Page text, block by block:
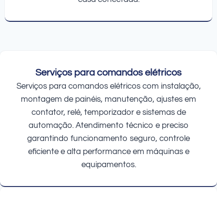
Serviços para comandos elétricos
Serviços para comandos elétricos com instalação,
montagem de painéis, manutenção, ajustes em
contator, relé, temporizador e sistemas de
automação. Atendimento técnico e preciso
garantindo funcionamento seguro, controle
eficiente e alta performance em máquinas e
equipamentos.